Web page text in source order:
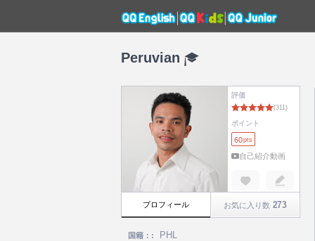
Peruvian
評価
ポイント
60pts
自己紹介動画
プロフィール お気に入り数 273
国籍：: PHL